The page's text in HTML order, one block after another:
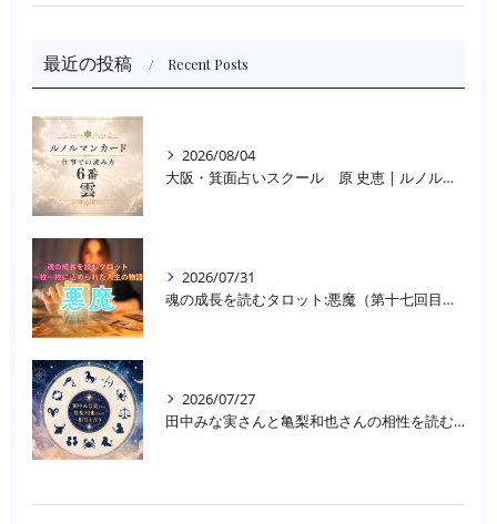
最近の投稿 Recent Posts
2026/08/04
大阪・箕面占いスクール 原 史恵 | ルノルマンカード読み方のコツ「雲」 仕事をテーマに占った場合
2026/07/31
魂の成長を読むタロット:悪魔（第十七回目）｜大阪・箕面占いスクールラブアンドライト
2026/07/27
田中みな実さんと亀梨和也さんの相性を読む｜大阪・箕面占いスクールラブアンドライト